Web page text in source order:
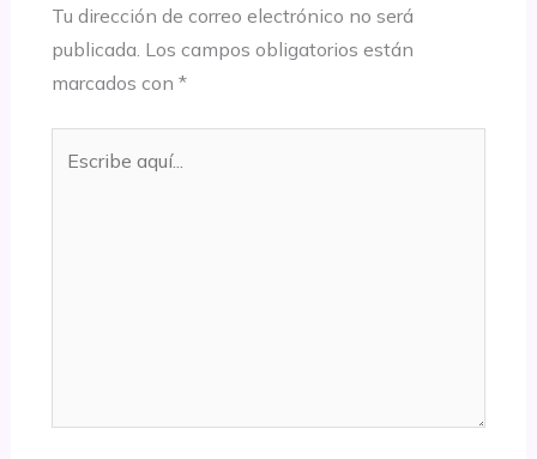
Tu dirección de correo electrónico no será
publicada. Los campos obligatorios están
marcados con *